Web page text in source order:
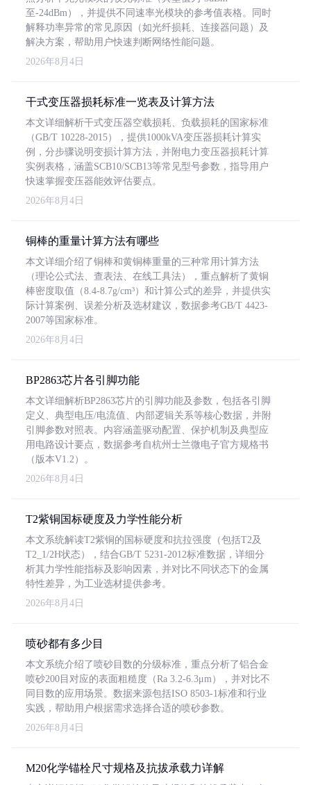
至-24dBm），并提供不同速率光模块的参考值表格。同时
解释功率异常的常见原因（如光纤损耗、连接器问题）及
解决方案，帮助用户快速判断网络性能问题。
2026年8月4日
干式变压器损耗标准一览表及计算方法
本文详细解析干式变压器空载损耗、负载损耗的国家标准
（GB/T 10228-2015），提供1000kVA变压器损耗计算实
例，分步骤说明变损计算方法，并附电力变压器损耗计算
实例表格，涵盖SCB10/SCB13等常见型号参数，指导用户
快速掌握变压器能效评估要点。
2026年8月4日
铜棒的重量计算方法有哪些
本文详细介绍了铜棒和黄铜棒重量的三种常用计算方法
（理论公式法、查表法、在线工具法），重点解析了黄铜
棒密度取值（8.4-8.7g/cm³）和计算公式的差异，并提供实
际计算案例、误差分析及选材建议，数据参考GB/T 4423-
2007等国家标准。
2026年8月4日
BP2863芯片各引脚功能
本文详细解析BP2863芯片的引脚功能及参数，包括各引脚
定义、典型电压/电流值、内部逻辑关系等核心数据，并附
引脚参数对照表。内容涵盖驱动配置、保护机制及典型应
用电路设计要点，数据参考自杭州士兰微电子官方规格书
（版本V1.2）。
2026年8月4日
T2紫铜国标硬度及力学性能分析
本文系统解读T2紫铜的国标硬度和抗拉强度（包括T2及
T2_1/2H状态），结合GB/T 5231-2012标准数据，详细分
析其力学性能指标及影响因素，并对比不同状态下的金属
特性差异，为工业选材提供参考。
2026年8月4日
喷砂都有多少目
本文系统介绍了喷砂目数的分级标准，重点分析了铝合金
喷砂200目对应的表面粗糙度（Ra 3.2-6.3μm），并对比不
同目数的应用场景。数据来源包括ISO 8503-1标准和行业
实践，帮助用户根据需求选择合适的喷砂参数。
2026年8月4日
M20化学锚栓尺寸规格及抗拔承载力详解